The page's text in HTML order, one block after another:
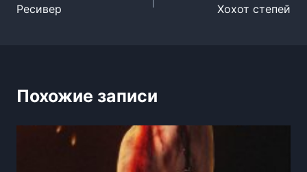
по
Ресивер Хохот степей
Похожие записи